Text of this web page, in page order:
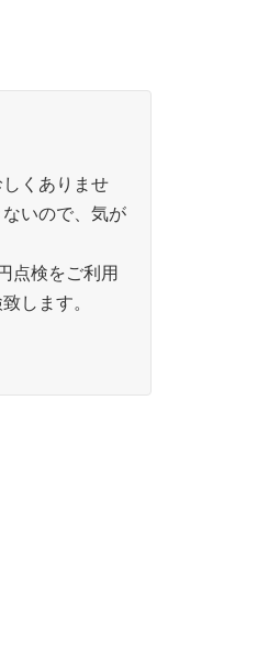
くありませ
いので、気が
点検をご利用
します。